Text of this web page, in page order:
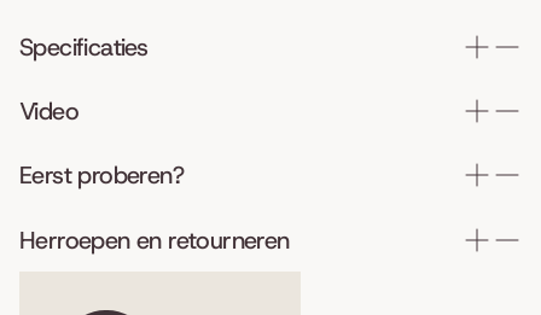
Specificaties
Video
Eerst proberen?
Herroepen en retourneren